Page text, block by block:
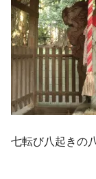
七転び八起きの